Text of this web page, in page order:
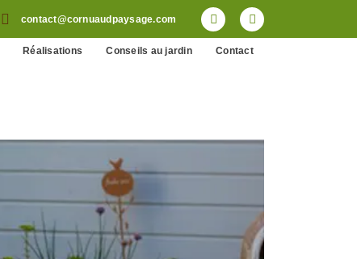
contact@cornuaudpaysage.com
Réalisations Conseils au jardin Contact